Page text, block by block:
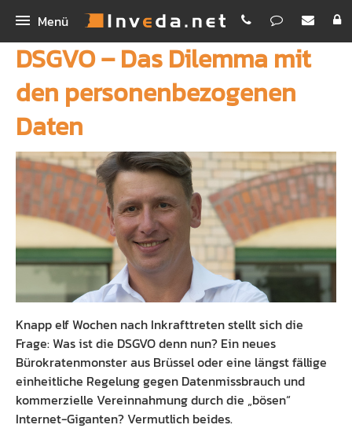
Menü
IMA
IMA+
IMASync
Kunden-App
Workshop Digitales Maklerbüro
Schnellvergleich
Digitale Antragsstrecke
Erklärvideos
INEX
Bestellen
IBePro
Homepage
Maklerhomepage Premium
Funktionen
PREMIUM E-Mail
Newsletter Dienst
Rechenhelfer
Preisliste
Anleitung
Unternehmen
Inveda.net GmbH
Jobs
Bilder
Praxispartner für BA
Ausbildung Fachinformatiker
Blog
DSGVO – Das Dilemma mit
den personenbezogenen
Daten
Knapp elf Wochen nach Inkrafttreten stellt sich die
Frage: Was ist die DSGVO denn nun? Ein neues
Bürokratenmonster aus Brüssel oder eine längst fällige
einheitliche Regelung gegen Datenmissbrauch und
kommerzielle Vereinnahmung durch die „bösen“
Internet-Giganten? Vermutlich beides.